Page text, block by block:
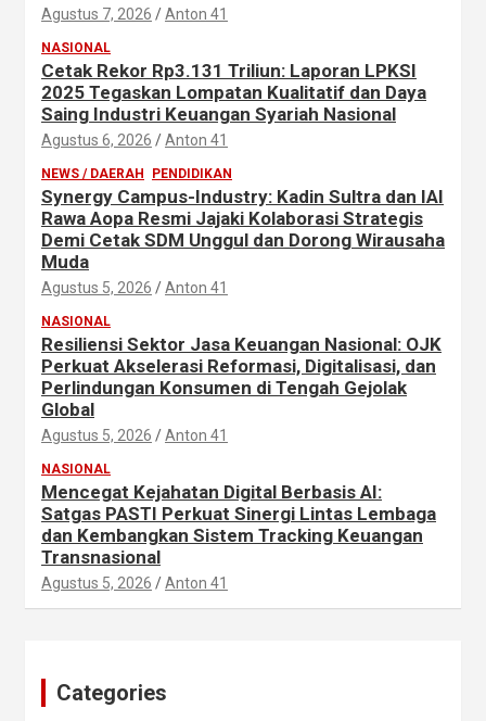
Agustus 7, 2026 Anton 41
NASIONAL
Cetak Rekor Rp3.131 Triliun: Laporan LPKSI
2025 Tegaskan Lompatan Kualitatif dan Daya
Saing Industri Keuangan Syariah Nasional
Agustus 6, 2026 Anton 41
NEWS / DAERAH PENDIDIKAN
Synergy Campus-Industry: Kadin Sultra dan IAI
Rawa Aopa Resmi Jajaki Kolaborasi Strategis
Demi Cetak SDM Unggul dan Dorong Wirausaha
Muda
Agustus 5, 2026 Anton 41
NASIONAL
Resiliensi Sektor Jasa Keuangan Nasional: OJK
Perkuat Akselerasi Reformasi, Digitalisasi, dan
Perlindungan Konsumen di Tengah Gejolak
Global
Agustus 5, 2026 Anton 41
NASIONAL
Mencegat Kejahatan Digital Berbasis AI:
Satgas PASTI Perkuat Sinergi Lintas Lembaga
dan Kembangkan Sistem Tracking Keuangan
Transnasional
Agustus 5, 2026 Anton 41
Categories